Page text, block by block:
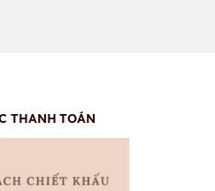
THANH TOÁN